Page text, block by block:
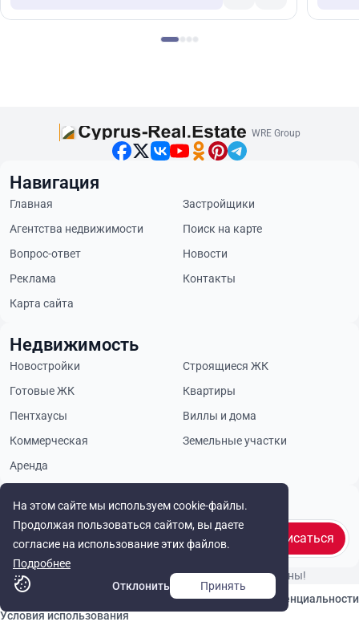
На этом сайте мы используем cookie-файлы.
Продолжая пользоваться сайтом, вы даете
согласие на использование этих файлов.
Подробнее
Отклонить
Принять
WRE Group
Будьте в курсе
Подписаться
Навигация
Главная
Застройщики
Агентства недвижимости
Поиск на карте
Вопрос-ответ
Новости
Реклама
Контакты
Карта сайта
Недвижимость
Новостройки
Строящиеся ЖК
Готовые ЖК
Квартиры
Пентхаусы
Виллы и дома
Коммерческая
Земельные участки
Аренда
© Cyprus Realestate 2026. Все права защищены!
Политика конфиденциальности
Условия использования